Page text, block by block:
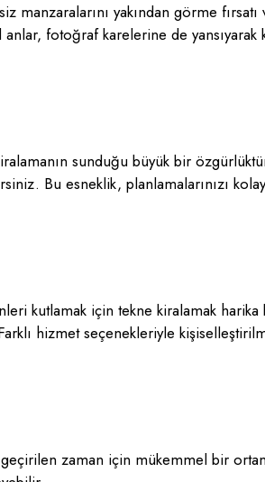
manzaralarını yakından görme
fotoğraf karelerine de yansıyarak
sunduğu büyük bir
Bu esneklik, planlamalarınızı
kutlamak için tekne kiralamak
hizmet seçenekleriyle
zaman için mükemmel bir